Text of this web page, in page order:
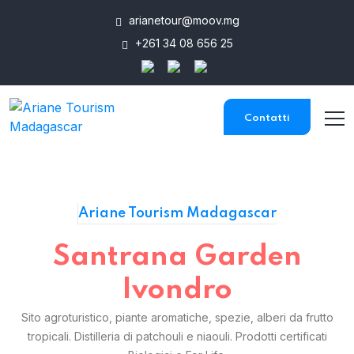
arianetour@moov.mg
+261 34 08 656 25
Contatti
Ariane Tourism Madagascar
Santrana Garden
Ivondro
Sito agroturistico, piante aromatiche, spezie, alberi da frutto
tropicali. Distilleria di patchouli e niaouli. Prodotti certificati